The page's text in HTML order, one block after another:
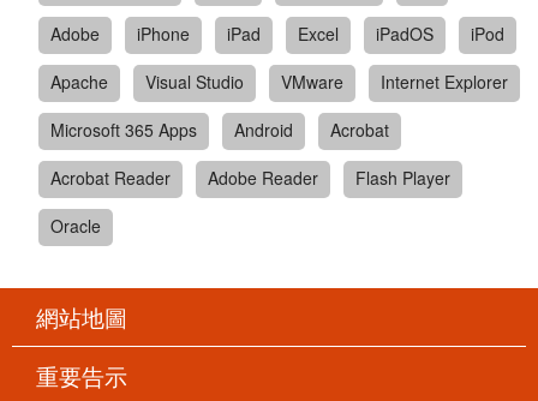
Adobe
iPhone iPad Excel iPadOS
iPod
Apache
Visual Studio VMware
Internet Explorer
Microsoft 365 Apps
Android
Acrobat
Acrobat Reader
Adobe Reader
Flash Player
Oracle
網站地圖
重要告示